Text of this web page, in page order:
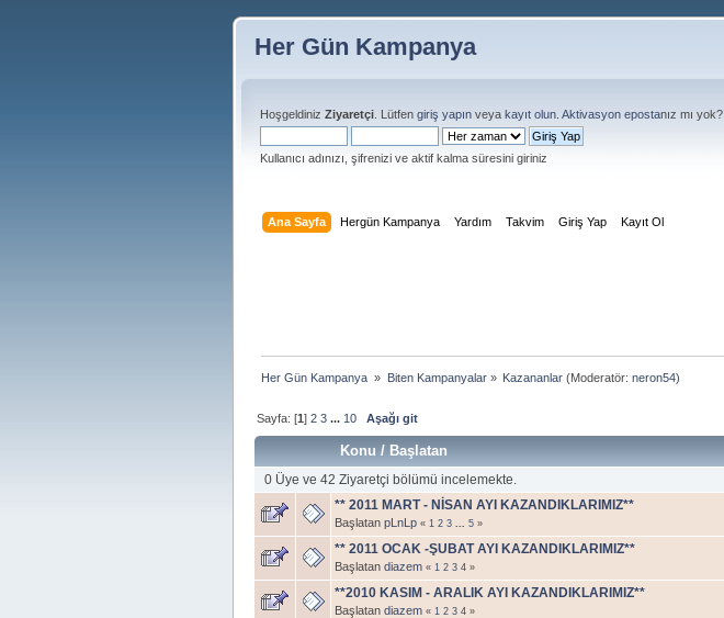
Her Gün Kampanya
Hoşgeldiniz Ziyaretçi . Lütfen giriş yapın veya kayıt olun Aktivasyon epostanız mı yok?
Kullanıcı adınızı, şifrenizi ve aktif kalma süresini giriniz
Ana Sayfa Hergün Kampanya Yardım Takvim Giriş Yap Kayıt Ol
Her Gün Kampanya » Biten Kampanyalar» Kazananlar(Moderatör: neron54)
Sayfa: [1]2 3 ... 10 Aşağı git
Konu /Başlatan
0 Üye ve 42 Ziyaretçi bölümü incelemekte.
** 2011 MART - NİSAN AYI KAZANDIKLARIMIZ**
Başlatan pLnLp « 1 2 3 5 »
** 2011 OCAK -ŞUBAT AYI KAZANDIKLARIMIZ**
Başlatan diazem « 1 2 3 4 »
**2010 KASIM - ARALIK AYI KAZANDIKLARIMIZ**
Başlatan diazem « 1 2 3 4 »